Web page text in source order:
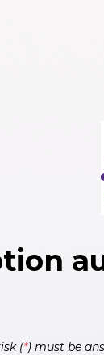
(*) must be